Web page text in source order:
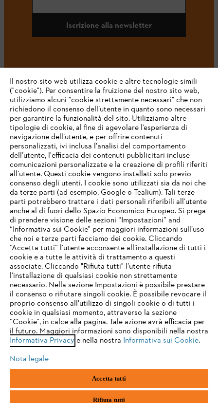
Iscrizione alla newsletter
#STIHL
L’azienda
STIHL FAQ
Service
Termini e condizioni generali Privacy policy
Note legali Cookies Informazioni legali
Andreas STIHL S.p.A. - Viale delle Industrie, 15
20040 Cambiago (MI)
Email:info@stihl.it
Numero di partita IVA: 09883420151.
Società a socio unico, soggetta a direzione e coordinamento di Andreas
IHR BROWSER WIRD NICHT
UNTERSTÜTZT
Sie nutzen einen Browser, den wir noch nicht unterstützen. Für
eine optimale Nutzung unserer Seite empfehlen wir Ihnen, zu
einem der folgenden Browser zu wechseln:
firefox chrome
safari edge
Il nostro sito web utilizza cookie e altre tecnologie simili
("cookie"). Per consentire la fruizione del nostro sito web,
utilizziamo alcuni "cookie strettamente necessari" che non
richiedono il consenso dell’utente in quanto sono necessari
per garantire la funzionalità del sito. Utilizziamo altre
tipologie di cookie, al fine di agevolare l’esperienza di
navigazione dell’utente, e per offrire contenuti
personalizzati, ivi inclusa l'analisi del comportamento
dell’utente, l'efficacia dei contenuti pubblicitari incluse
comunicazioni personalizzate e la creazione di profili riferiti
all’utente. Questi cookie vengono installati solo previo
consenso degli utenti. I cookie sono utilizzati sia da noi che
da terze parti (ad esempio, Google o Tealium). Tali terze
parti potrebbero trattare i dati personali riferibili all’utente
anche al di fuori dello Spazio Economico Europeo. Si prega
di prendere visione delle sezioni “Impostazioni” and
“Informativa sui Cookie” per maggiori informazioni sull’uso
che noi e terze parti facciamo dei cookie. Cliccando
“Accetta tutti” l’utente acconsente all’installazione di tutti i
cookie e a tutte le attività di trattamento a questi
associate. Cliccando "Rifiuta tutti" l’utente rifiuta
l’installazione di qualsiasi cookie non strettamente
necessario. Nella sezione Impostazioni è possibile prestare
il consenso o rifiutare singoli cookie. È possibile revocare il
proprio consenso all'utilizzo di singoli cookie o di tutti i
cookie in qualsiasi momento, attraverso la sezione
“Cookie”, in calce alla pagina. Tale azione avrà efficacia per
il futuro. Maggiori informazioni sono disponibili nella nostra
Informativa Privacy e nella nostra Informativa sui Cookie.
Nota legale
Accetta tutti
Rifiuta tutti